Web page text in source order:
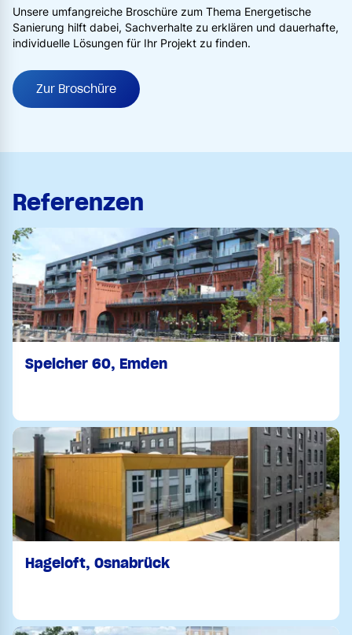
Unsere umfangreiche Broschüre zum Thema Energetische
Sanierung hilft dabei, Sachverhalte zu erklären und dauerhafte,
individuelle Lösungen für Ihr Projekt zu finden.
Zur Broschüre
Referenzen
Speicher 60, Emden
Hageloft, Osnabrück